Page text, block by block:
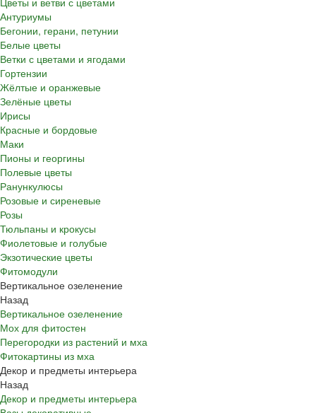
Антуриумы
Бегонии, герани, петунии
Белые цветы
Ветки с цветами и ягодами
Гортензии
Жёлтые и оранжевые
Зелёные цветы
Ирисы
Красные и бордовые
Маки
Пионы и георгины
Полевые цветы
Ранункулюсы
Розовые и сиреневые
Розы
Тюльпаны и крокусы
Фиолетовые и голубые
Экзотические цветы
Фитомодули
Вертикальное озеленение
Назад
Вертикальное озеленение
Мох для фитостен
Перегородки из растений и мха
Фитокартины из мха
Декор и предметы интерьера
Назад
Декор и предметы интерьера